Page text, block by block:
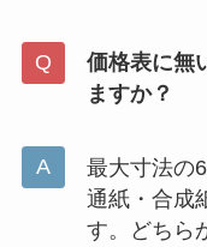
価格表に無
ますか？
最大寸法の
通紙・合成
す。どちら